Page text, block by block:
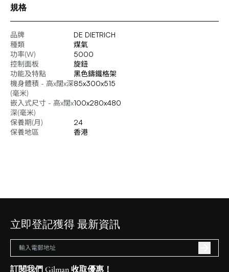
規格
品牌
DE DIETRICH
種類
煤氣
功率(W)
5000
控制面板
旋鈕
功能及特點
黑色鑄鐵格架
機身體積 - 高x闊x深
(毫米)
85x300x515
嵌入式尺寸 - 高x闊x
深(毫米)
100x280x480
保養期(月)
24
保養地區
香港
立即登記獲得 最新資訊
訂閱我們 Gilman 收取優惠！